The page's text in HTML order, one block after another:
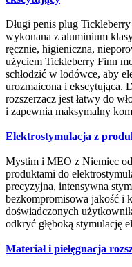
Długi penis plug
wykonana z aluminium
ręcznie, higieniczna,
użyciem Tickleberry Finn
schłodzić w lodówce, aby
urozmaicona i ekscytująca.
rozszerzacz jest łatwy do
i zapewnia maksymalny
Elektrostymulacja z
Mystim i MEO z Niemiec
produktami do
precyzyjna, intensywna
bezkompromisowa jakość i
doświadczonych
odkryć głęboką stymulację
Materiał i pielęgnacja